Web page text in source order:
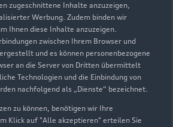
zugeschnittene Inhalte anzuzeigen,
Werbung. Zudem binden wir
Ihnen diese Inhalte anzuzeigen.
zwischen Ihrem Browser und
und es können personenbezogene
an die Server von Dritten übermittelt
Technologien und die Einbindung von
nachfolgend als „Dienste“ bezeichnet.
zu können, benötigen wir Ihre
Klick auf "Alle akzeptieren" erteilen Sie